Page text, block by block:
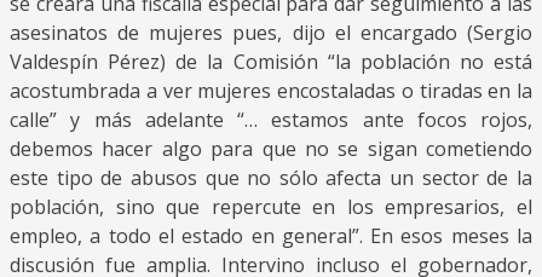
asesinatos de mujeres pues, dijo el encargado (Sergio
Valdespín Pérez) de la Comisión “la población no está
acostumbrada a ver mujeres encostaladas o tiradas en la
calle” y más adelante “… estamos ante focos rojos,
debemos hacer algo para que no se sigan cometiendo
este tipo de abusos que no sólo afecta un sector de la
población, sino que repercute en los empresarios, el
empleo, a todo el estado en general”. En esos meses la
discusión fue amplia. Intervino incluso el gobernador,